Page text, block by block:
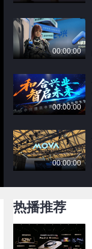
00:00:00
00:00:00
00:00:00
热播推荐